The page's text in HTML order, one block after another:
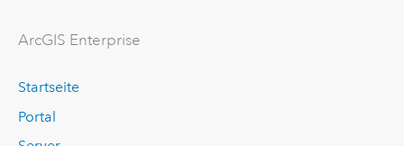
ArcGIS Enterprise
Startseite
Portal